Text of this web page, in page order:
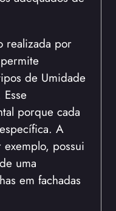
realizada por
de Umidade
porque cada
A
possui
uma
em fachadas